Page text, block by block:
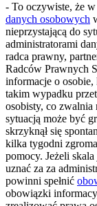
- To oczywiste, że
danych osobowych
nieprzystającą do
administratorami
radca prawny,
Radców Prawnych
informacje o osobie,
takim wypadku
osobisty, co zwalnia
sytuacją może być
skrzyknął się
kilka tygodni
pomocy. Jeżeli
uznać za za
powinni spełnić
obowiązki